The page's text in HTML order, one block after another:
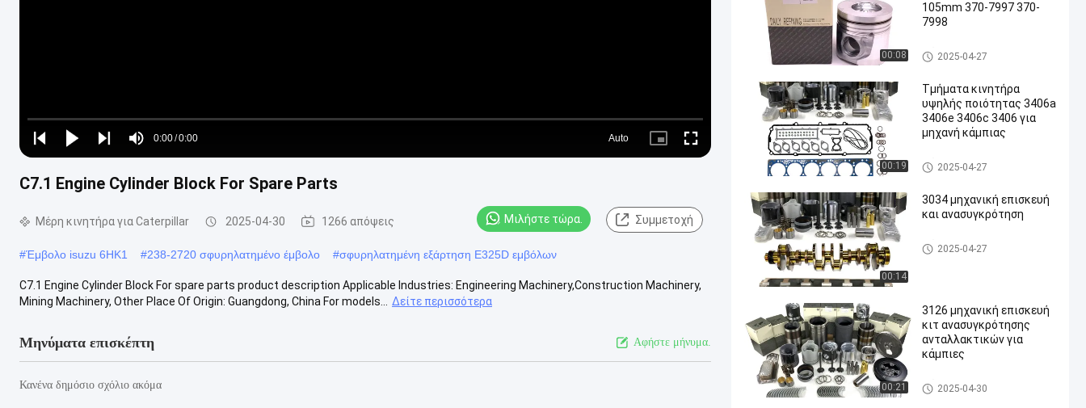
Play
Play
Play
Mute
Time
0:00/0:00
Loaded:
0%
Auto
Picture- Fullscreen
C7.1 Engine Cylinder Block For Spare Parts
Μέρη κινητήρα για Caterpillar 2025-04-30 1266 απόψεις Μιλήστε τώρα. Συμμετοχή
#Έμβολο isuzu 6HK1 #238-2720 σφυρηλατημένο έμβολο #σφυρηλατημένη εξάρτηση E325D εμβόλων
C7.1 Engine Cylinder Block For spare parts product description Applicable Industries: Engineering Machinery,Construction Machinery,
Mining Machinery, Other Place Of Origin: Guangdong, China For models...
Δείτε περισσότερα
Μηνύματα επισκέπτη Αφήστε μήνυμα.
Κανένα δημόσιο σχόλιο ακόμα
00:08
105mm 370-7997 370-
7998
Μέρη κινητήρα για Caterpillar
2025-04-27
00:19
Τμήματα κινητήρα
υψηλής ποιότητας 3406a
3406e 3406c 3406 για
μηχανή κάμπιας
Μέρη κινητήρα για Caterpillar
2025-04-27
00:14
3034 μηχανική επισκευή
και ανασυγκρότηση
Μέρη κινητήρα για Caterpillar
2025-04-27
00:21
3126 μηχανική επισκευή
κιτ ανασυγκρότησης
ανταλλακτικών για
κάμπιες
Μέρη κινητήρα για Caterpillar
2025-04-30